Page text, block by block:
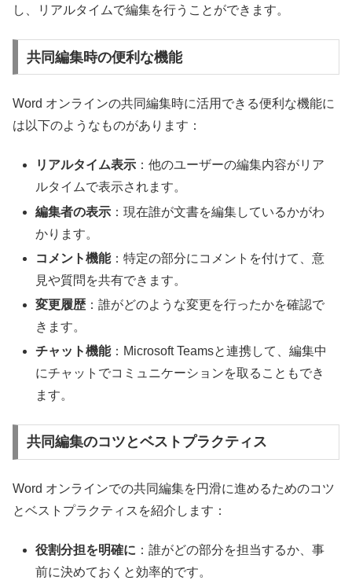
し、リアルタイムで編集を行うことができます。
共同編集時の便利な機能
Word オンラインの共同編集時に活用できる便利な機能に
は以下のようなものがあります：
リアルタイム表示 ：他のユーザーの編集内容がリア
ルタイムで表示されます。
編集者の表示 ：現在誰が文書を編集しているかがわ
かります。
コメント機能：特定の部分にコメントを付けて、意
見や質問を共有できます。
変更履歴 ：誰がどのような変更を行ったかを確認で
きます。
チャット機能：Microsoft Teamsと連携して、編集中
にチャットでコミュニケーションを取ることもでき
ます。
共同編集のコツとベストプラクティス
Word オンラインでの共同編集を円滑に進めるためのコツ
とベストプラクティスを紹介します：
役割分担を明確に ：誰がどの部分を担当するか、事
前に決めておくと効率的です。